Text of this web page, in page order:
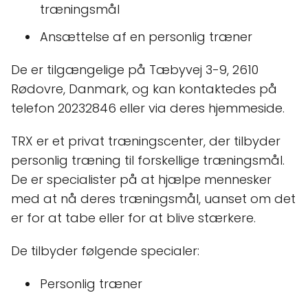
træningsmål
Ansættelse af en personlig træner
De er tilgængelige på Tæbyvej 3-9, 2610
Rødovre, Danmark, og kan kontaktedes på
telefon 20232846 eller via deres hjemmeside.
TRX er et privat træningscenter, der tilbyder
personlig træning til forskellige træningsmål.
De er specialister på at hjælpe mennesker
med at nå deres træningsmål, uanset om det
er for at tabe eller for at blive stærkere.
De tilbyder følgende specialer:
Personlig træner